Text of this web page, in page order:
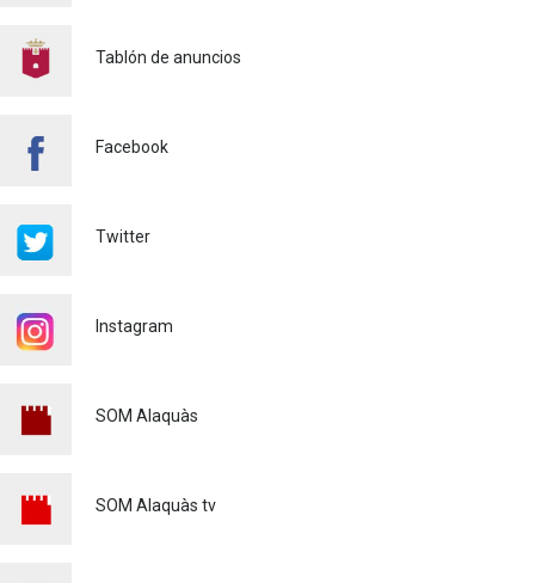
PAELLAS 2026
400 euros para disfrutar de
22/07/2026
2026
XXXVI CERTAMEN DE
Tablón de anuncios
Facebook
Twitter
Instagram
SOM Alaquàs
SOM Alaquàs tv